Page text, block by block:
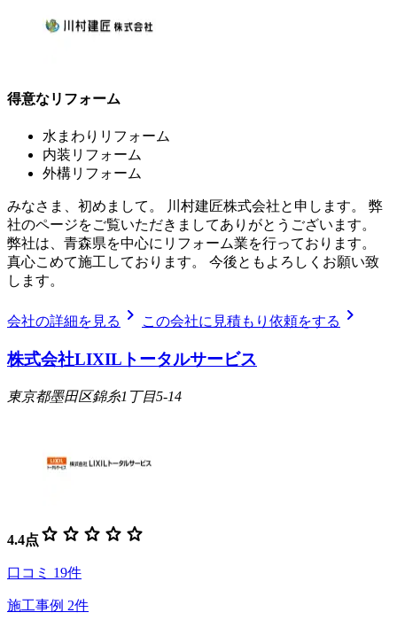
得意なリフォーム
水まわりリフォーム
内装リフォーム
外構リフォーム
みなさま、初めまして。 川村建匠株式会社と申します。 弊
社のページをご覧いただきましてありがとうございます。
弊社は、青森県を中心にリフォーム業を行っております。
真心こめて施工しております。 今後ともよろしくお願い致
します。
会社の詳細を見る chevron_right この会社に見積もり依頼をする chevron_right
株式会社LIXILトータルサービス
東京都墨田区錦糸1丁目5-14
4.4点 star star star star star
口コミ 19件
施工事例 2件